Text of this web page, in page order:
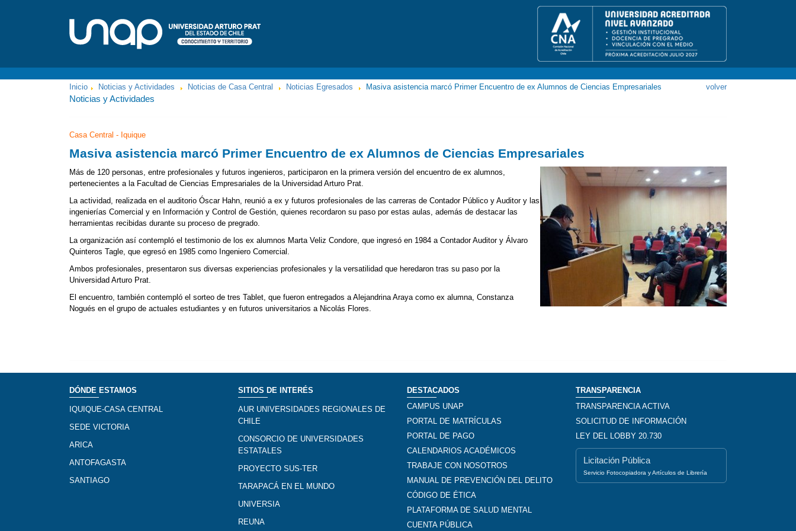
volver
Inicio Noticias y Actividades Noticias de Casa Central Noticias Egresados Masiva asistencia marcó Primer Encuentro de ex Alumnos de Ciencias Empresariales
Noticias y Actividades
Casa Central - Iquique
Masiva asistencia marcó Primer Encuentro de ex Alumnos de Ciencias Empresariales
Más de 120 personas, entre profesionales y futuros ingenieros, participaron en la primera versión del encuentro de ex alumnos,
pertenecientes a la Facultad de Ciencias Empresariales de la Universidad Arturo Prat.
La actividad, realizada en el auditorio Óscar Hahn, reunió a ex y futuros profesionales de las carreras de Contador Público y Auditor y las
ingenierías Comercial y en Información y Control de Gestión, quienes recordaron su paso por estas aulas, además de destacar las
herramientas recibidas durante su proceso de pregrado.
La organización así contempló el testimonio de los ex alumnos Marta Veliz Condore, que ingresó en 1984 a Contador Auditor y Álvaro
Quinteros Tagle, que egresó en 1985 como Ingeniero Comercial.
Ambos profesionales, presentaron sus diversas experiencias profesionales y la versatilidad que heredaron tras su paso por la
Universidad Arturo Prat.
El encuentro, también contempló el sorteo de tres Tablet, que fueron entregados a Alejandrina Araya como ex alumna, Constanza
Nogués en el grupo de actuales estudiantes y en futuros universitarios a Nicolás Flores.
DÓNDE ESTAMOS
IQUIQUE-CASA CENTRAL
SEDE VICTORIA
ARICA
ANTOFAGASTA
SANTIAGO
SITIOS DE INTERÉS
AUR UNIVERSIDADES REGIONALES DE
CHILE
CONSORCIO DE UNIVERSIDADES
ESTATALES
PROYECTO SUS-TER
TARAPACÁ EN EL MUNDO
UNIVERSIA
REUNA
DESTACADOS
CAMPUS UNAP
PORTAL DE MATRÍCULAS
PORTAL DE PAGO
CALENDARIOS ACADÉMICOS
TRABAJE CON NOSOTROS
MANUAL DE PREVENCIÓN DEL DELITO
CÓDIGO DE ÉTICA
PLATAFORMA DE SALUD MENTAL
CUENTA PÚBLICA
TRANSPARENCIA
TRANSPARENCIA ACTIVA
SOLICITUD DE INFORMACIÓN
LEY DEL LOBBY 20.730
Licitación Pública
Servicio Fotocopiadora y Artículos de Librería